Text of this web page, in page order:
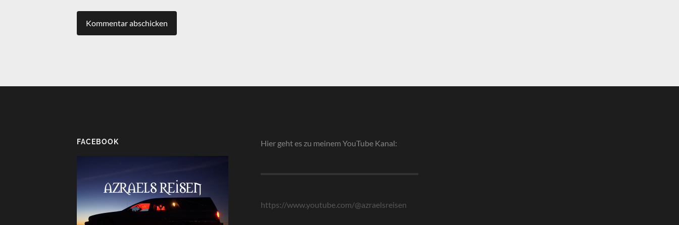
FACEBOOK Hier geht es zu meinem YouTube Kanal:
https://www.youtube.com/@azraelsreisen